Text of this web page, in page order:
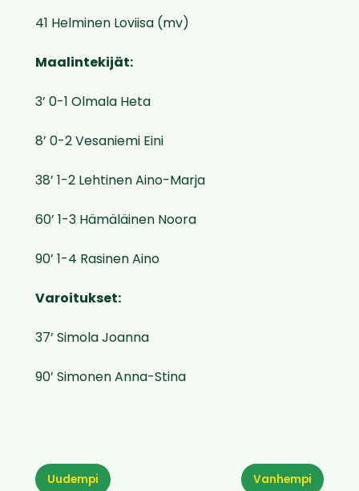
41 Helminen Loviisa (mv)
Maalintekijät:
3’ 0-1 Olmala Heta
8’ 0-2 Vesaniemi Eini
38’ 1-2 Lehtinen Aino-Marja
60’ 1-3 Hämäläinen Noora
90’ 1-4 Rasinen Aino
Varoitukset:
37’ Simola Joanna
90’ Simonen Anna-Stina
Vanhempi
Uudempi